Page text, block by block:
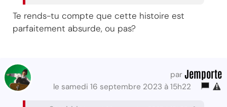
Te rends-tu compte que cette histoire est
parfaitement absurde, ou pas?
par Jemporte
le samedi 16 septembre 2023 à 15h22